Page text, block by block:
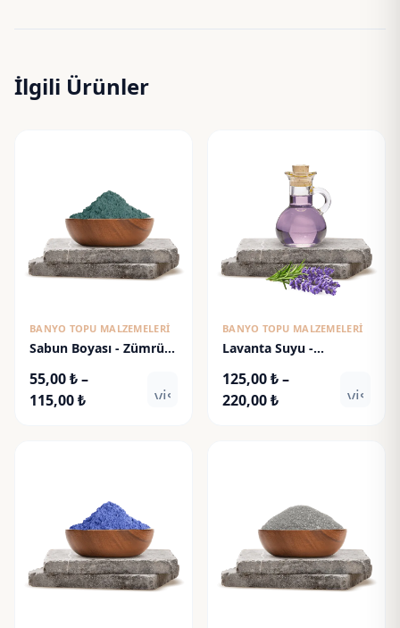
İlgili Ürünler
BANYO TOPU MALZEMELERI
Sabun Boyası - Zümrüt
55,00₺–
115,00₺Fiyat
visibility
BANYO TOPU MALZEMELERI
Lavanta Suyu -
125,00₺–
220,00₺Fiyat